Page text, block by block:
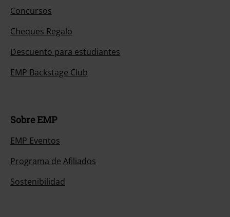
Concursos
Cheques Regalo
Descuento para estudiantes
EMP Backstage Club
Sobre EMP
EMP Eventos
Programa de Afiliados
Sostenibilidad